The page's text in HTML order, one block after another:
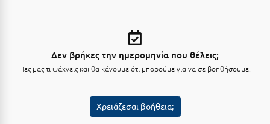
Μεσσηνία
Δεν βρήκες την ημερομηνία που θέλεις;
Πες μας τι ψάχνεις και θα κάνουμε ότι μπορούμε για να σε βοηθήσουμε.
Χρειάζεσαι βοήθεια;